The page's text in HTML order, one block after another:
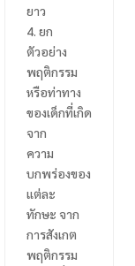
ยาว
4. ยก
ตัวอย่าง
พฤติกรรม
หรือท่าทาง
ของเด็กที่เกิด
จาก
ความ
บกพร่องของ
แต่ละ
ทักษะ จาก
การสังเกต
พฤติกรรม